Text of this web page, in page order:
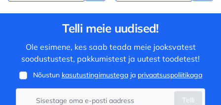
Telli meie uudised!
Ole esimene, kes saab teada meie jooksvatest
soodustustest, pakkumistest ja uutest toodetest!
Nõustun kasutustingimustegaja privaatsuspoliitikaga
Telli